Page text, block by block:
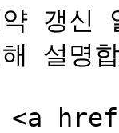
갱신
설명
<a